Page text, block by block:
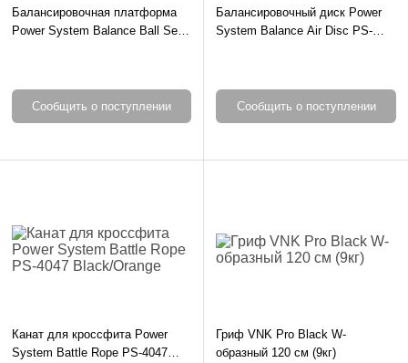
Балансировочная платформа
Power System Balance Ball Set
Сообщить о поступлении
Балансировочный диск Power
System Balance Air Disc PS-
Сообщить о поступлении
Канат для кроссфита Power
System Battle Rope PS-4047
Гриф VNK Pro Black W-
образный 120 см (9кг)